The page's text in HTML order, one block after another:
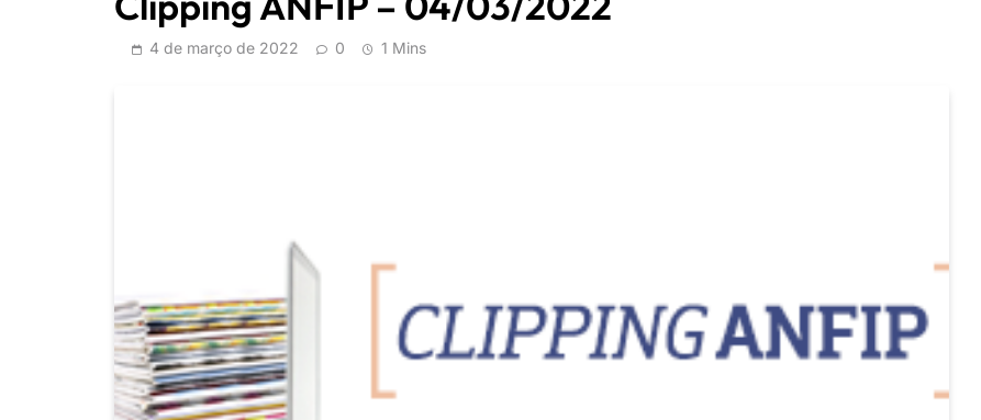
4 de março de 2022 0 1 Mins